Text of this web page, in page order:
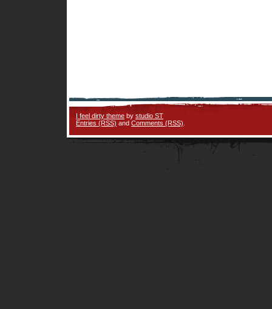
I feel dirty theme by studio ST
Entries (RSS) and Comments (RSS)